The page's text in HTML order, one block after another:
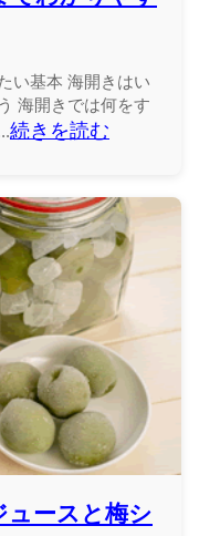
い基本 海開きはい
海開きでは何をす
続きを読む
ュースと梅シ